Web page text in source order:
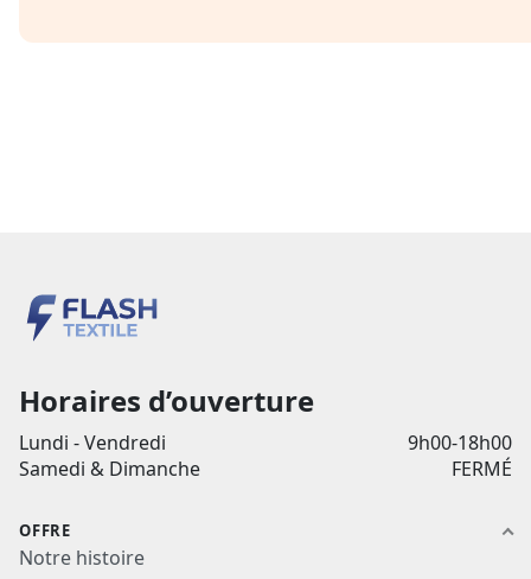
Horaires d’ouverture
Lundi - Vendredi
9h00-18h00
Samedi & Dimanche
FERMÉ
OFFRE
Notre histoire